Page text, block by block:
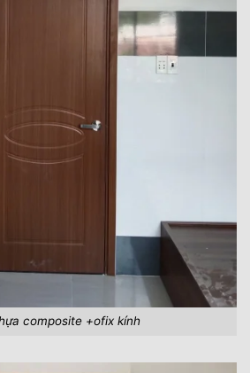
composite +ofix kính